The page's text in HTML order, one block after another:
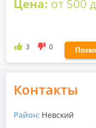
Цена: от 500
3 0
Контакты
Район: Невский